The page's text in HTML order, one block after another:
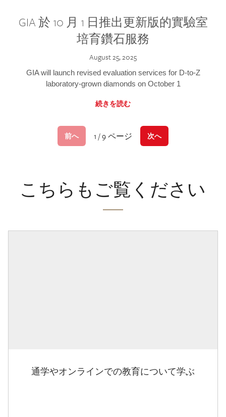
GIA 於 10 月 1 日推出更新版的實驗室
培育鑽石服務
August 25, 2025
GIA will launch revised evaluation services for D-to-Z
laboratory-grown diamonds on October 1
続きを読む
前へ 1 / 9 ページ 次へ
こちらもご覧ください
通学やオンラインでの教育について学ぶ